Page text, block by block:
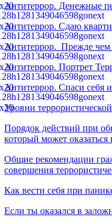
Антитеррор. Денежные
Антитеррор. Сдаю
Антитеррор. Прежде чем
Антитеррор. Портрет
Антитеррор. Спаси себя
Уровни
Порядок действий при
который может
Общие рекомендации
совершения
Как вести себя при
Если ты оказался в